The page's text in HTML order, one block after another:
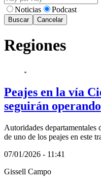
Noticias Podcast
Buscar Cancelar
Regiones
Peajes en la vía
seguirán operando
Autoridades departamentales
de uno de los peajes en este
07/01/2026 - 11:41
Gissell Campo